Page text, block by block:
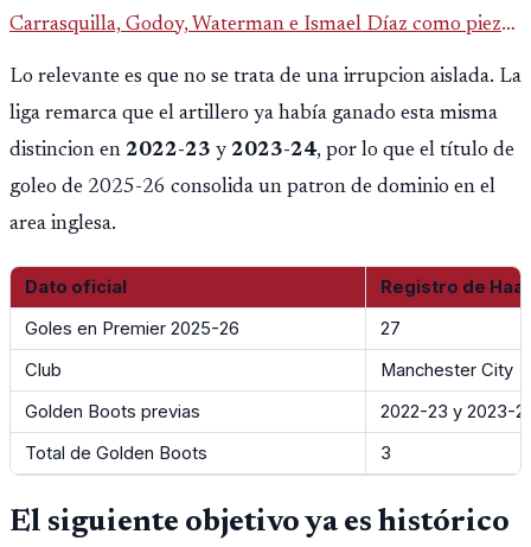
Carrasquilla, Godoy, Waterman e Ismael Díaz como piezas
centrales en un grupo que también incluye a Inglaterra,
Croacia y Ghana.
Lo relevante es que no se trata de una irrupcion aislada. La
liga remarca que el artillero ya había ganado esta misma
distincion en 2022-23 y 2023-24, por lo que el título de
goleo de 2025-26 consolida un patron de dominio en el
area inglesa.
Dato oficial
Registro de
Goles en Premier 2025-26
27
Club
Manchester City
Golden Boots previas
2022-23 y 2023-
Total de Golden Boots
3
El siguiente objetivo ya es histórico